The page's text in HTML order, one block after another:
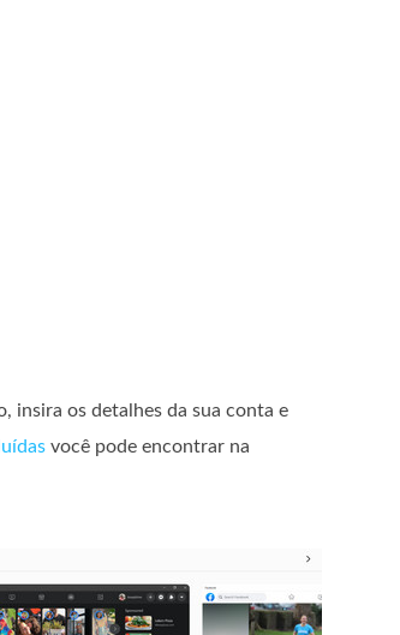
insira os detalhes da sua conta e
você pode encontrar na